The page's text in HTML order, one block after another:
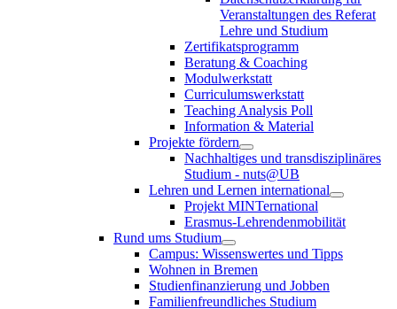
Veranstaltungen des Referat
Lehre und Studium
Zertifikatsprogramm
Beratung & Coaching
Modulwerkstatt
Curriculumswerkstatt
Teaching Analysis Poll
Information & Material
Projekte fördern
Nachhaltiges und transdisziplinäres
Studium - nuts@UB
Lehren und Lernen international
Projekt MINTernational
Erasmus-Lehrendenmobilität
Rund ums Studium
Campus: Wissenswertes und Tipps
Wohnen in Bremen
Studienfinanzierung und Jobben
Familienfreundliches Studium